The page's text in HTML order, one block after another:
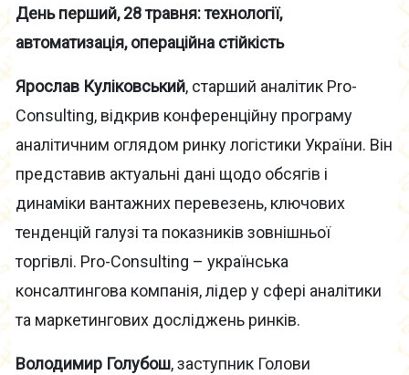
День перший, 28 травня: технології,
автоматизація, операційна стійкість
Ярослав Куліковський, старший аналітик Pro-
Consulting, відкрив конференційну програму
аналітичним оглядом ринку логістики України. Він
представив актуальні дані щодо обсягів і
динаміки вантажних перевезень, ключових
тенденцій галузі та показників зовнішньої
торгівлі. Pro-Consulting – українська
консалтингова компанія, лідер у сфері аналітики
та маркетингових досліджень ринків.
Володимир Голубош, заступник Голови